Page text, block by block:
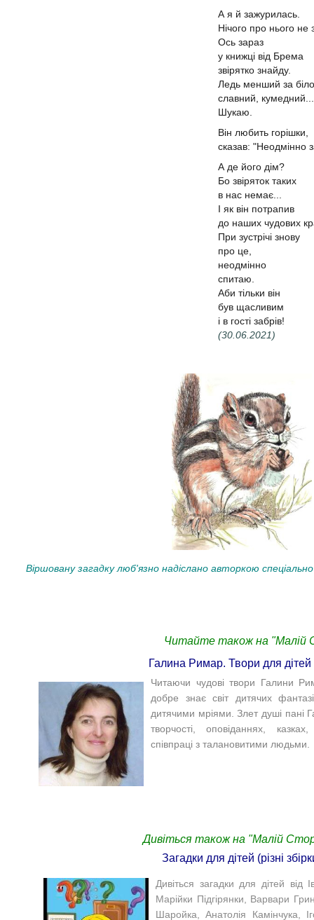
А я й зажурилась.
Нічого про нього не
Ось зараз
у книжці від Брема
звірятко знайду.
Ледь менший за
славний, кумедний...
Шукаю.
Він любить горішки,
сказав: "Неодмінно
А де його дім?
Бо звіряток таких
в нас немає...
І як він потрапив
до наших чудових
При зустрічі знову
про це,
неодмінно
спитаю.
Аби тільки він
був щасливим
і в гості забрів!
(30.06.2021)
Віршовану загадку люб'язно надіслано авторкою
Читайте також на "Малій
Галина Римар. Твори для дітей
Читаючи чудові твори Галини
добре знає світ дитячих
дитячими мріями. Злет душі пані
творчості, оповіданнях,
співпраці з талановитими людьми.
Дивіться також на "Малій
Загадки для дітей (різні
Дивіться загадки для дітей
Марійки Підгірянки, Варвари
Шаройка, Анатолія Камінчука,